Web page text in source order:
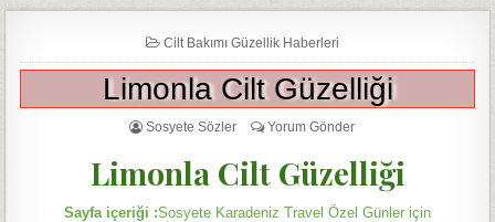
Cilt Bakımı Güzellik Haberleri
Limonla Cilt Güzelliği
Sosyete Sözler Yorum Gönder
Limonla Cilt Güzelliği
Sayfa içeriği :Sosyete Karadeniz Travel Özel Günler için